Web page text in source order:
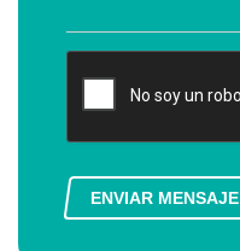
ENVIAR MENSAJE